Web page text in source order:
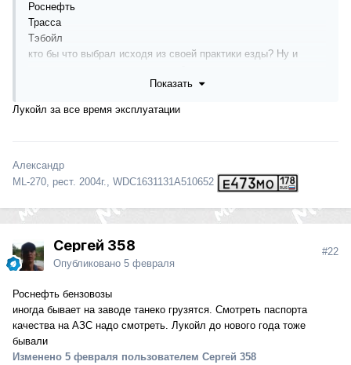
Роснефть
Трасса
Тэбойл
кто бы что выбрал исходя из своей практики езды? Ну и
Показать
Лукойл за все время эксплуатации
Александр
ML-270, рест. 2004г., WDC1631131A510652
Сергей 358
Опубликовано 5 февраля
#22
Роснефть бензовозы
иногда бывает на заводе танеко грузятся. Смотреть паспорта
качества на АЗС надо смотреть. Лукойл до нового года тоже
бывали
Изменено 5 февраля пользователем Сергей 358